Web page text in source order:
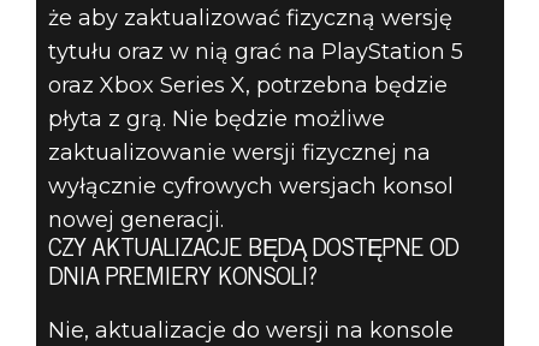
że aby zaktualizować fizyczną wersję
tytułu oraz w nią grać na PlayStation 5
oraz Xbox Series X, potrzebna będzie
płyta z grą. Nie będzie możliwe
zaktualizowanie wersji fizycznej na
wyłącznie cyfrowych wersjach konsol
nowej generacji.
CZY AKTUALIZACJE BĘDĄ DOSTĘPNE OD
DNIA PREMIERY KONSOLI?
Nie, aktualizacje do wersji na konsole